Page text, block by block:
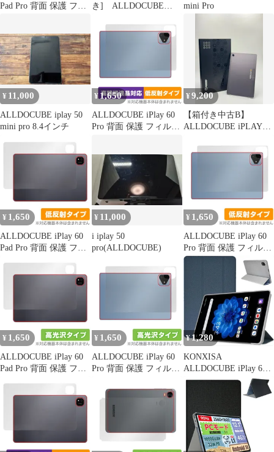
Pad Pro 背面 保護 フィ
保護フィルム 傷修復 指
紋防止 コーティング
き] ALLDOCUBE
mini Pro
¥ 11,000
ALLDOCUBE iplay 50
mini pro 8.4インチ
¥ 1,650
ALLDOCUBE iPlay 60
Pro 背面 保護 フィルム
護フィルム さらさら手
触り 低反射素材
¥9,200
【箱付き中古B】
ALLDOCUBE iPLAY50
¥ 1,650
ALLDOCUBE iPlay 60
Pad Pro 背面 保護 フィ
オールドキューブ 本体
保護フィルム さらさら
¥ 11,000
i iplay 50
pro(ALLDOCUBE)
¥ 1,650
ALLDOCUBE iPlay 60
Pro 背面 保護 フィルム
OverLay Plus for オール
ドキューブ 本体保護フ
ィルム さらさら手触り
低反射素材
¥ 1,650
ALLDOCUBE iPlay 60
Pad Pro 背面 保護 フィ
for オールドキューブ
本体保護フィルム 高光
¥ 1,650
ALLDOCUBE iPlay 60
Pro 背面 保護 フィルム
ールドキューブ 本体保
護フィルム 高光沢素材
¥1,280
KONXISA
ALLDOCUBE iPlay 60
mini Turbo/Pro 8.4イン
チ ケース グレー スタ